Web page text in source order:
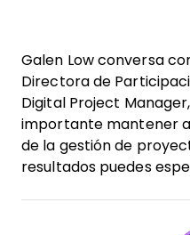
Galen Low conversa
Directora de
Digital Project
importante mantener
de la gestión de
resultados puedes